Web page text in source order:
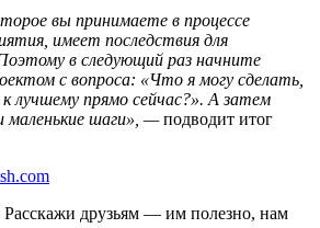
вы принимаете в процессе
имеет последствия для
в следующий раз начните
с вопроса: «Что я могу сделать,
лучшему прямо сейчас?». А затем
маленькие шаги», —подводит итог
Расскажи друзьям — им полезно, нам